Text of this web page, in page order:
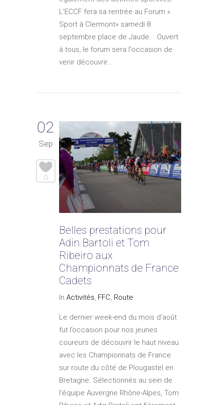
L'ECCF fera sa rentrée au Forum «
Sport à Clermont» samedi 8
septembre place de Jaude. Ouvert
à tous, le forum sera l'occasion de
venir découvrir...
02
Sep
0
Belles prestations pour
Adin Bartoli et Tom
Ribeiro aux
Championnats de France
Cadets
In Activités, FFC, Route
Le dernier week-end du mois d’août
fut l’occasion pour nos jeunes
coureurs de découvrir le haut niveau
avec les Championnats de France
sur route du côté de Plougastel en
Bretagne. Sélectionnés au sein de
l’équipe Auvergne Rhône-Alpes, Tom